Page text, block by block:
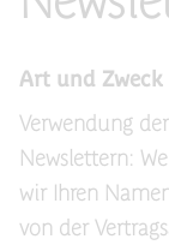
Art und Zweck
Verwendung
Newslettern:
wir Ihren
von der